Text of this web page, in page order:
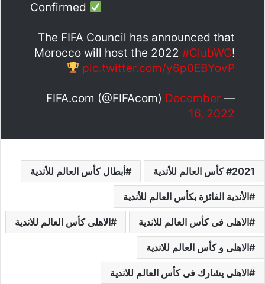
Confirmed
The FIFA Council has announced that
Morocco will host the 2022 #ClubWC!
pic.twitter.com/y6p0EBYovP
— FIFA.com (@FIFAcom)
December
16, 2022
2021 كأس العالم للأندية أبطال كأس العالم للأندية
الأندية الفائزة بكأس العالم للأندية
الاهلى فى كأس العالم للاندية الاهلى كأس العالم للاندية
الاهلى و كأس العالم للاندية
الاهلى يشارك فى كأس العالم للاندية